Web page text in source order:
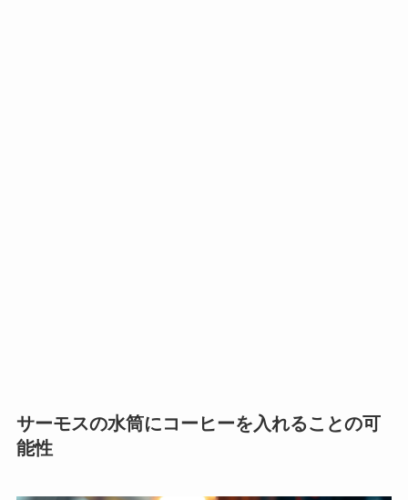
サーモスの水筒にコーヒーを入れることの可
能性